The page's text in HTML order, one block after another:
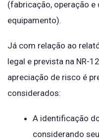
(fabricação, operação
equipamento).
Já com relação ao
legal e prevista na NR-
apreciação de risco é
considerados:
A identificação
considerando